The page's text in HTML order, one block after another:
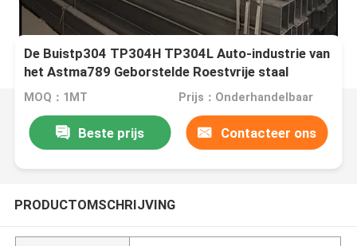
De Buistp304 TP304H TP304L Auto-industrie van
het Astma789 Geborstelde Roestvrije staal
MOQ：1MT Prijs：Onderhandelbaar
Beste prijs Contacteer ons
PRODUCTOMSCHRIJVING